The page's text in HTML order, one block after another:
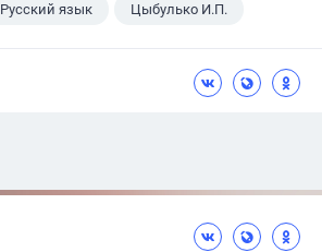
Русский язык Цыбулько И.П.